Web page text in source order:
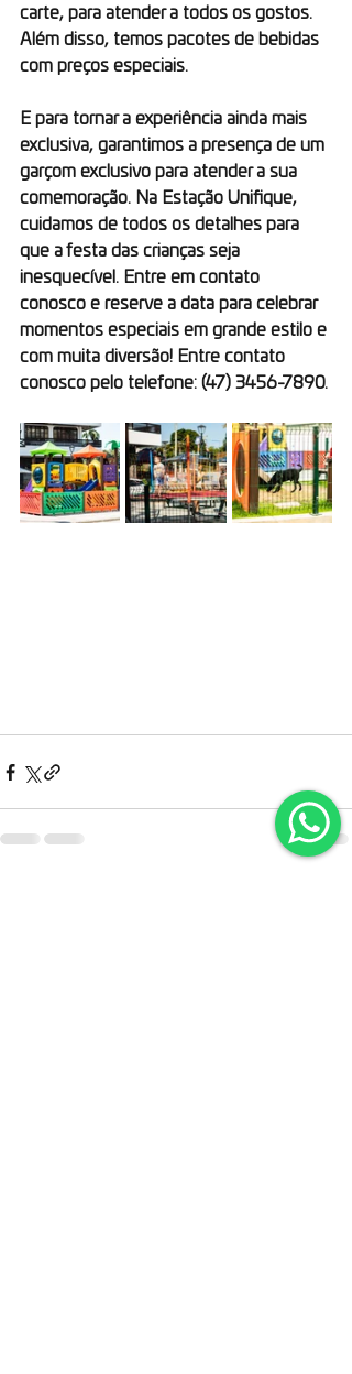
carte, para atender a todos os gostos.
Além disso, temos pacotes de bebidas
com preços especiais.
E para tornar a experiência ainda mais
exclusiva, garantimos a presença de um
garçom exclusivo para atender a sua
comemoração. Na Estação Unifique,
cuidamos de todos os detalhes para
que a festa das crianças seja
inesquecível. Entre em contato
conosco e reserve a data para celebrar
momentos especiais em grande estilo e
com muita diversão! Entre contato
conosco pelo telefone: (47) 3456-7890.